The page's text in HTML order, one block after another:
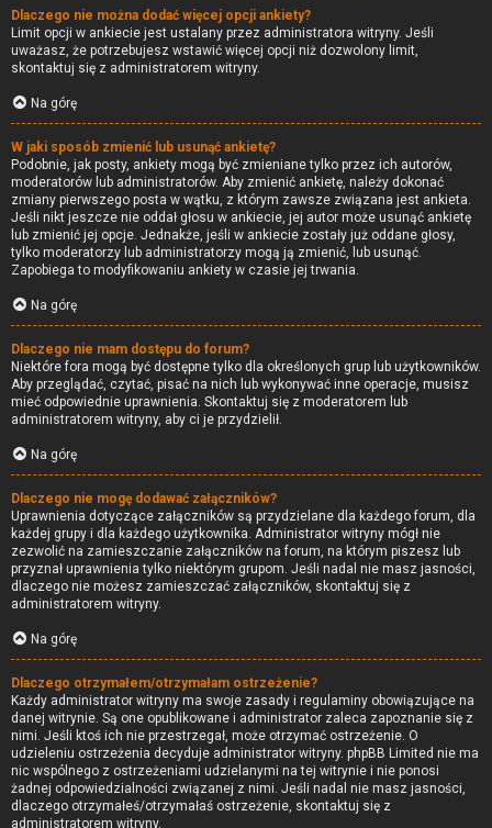
Dlaczego nie można dodać więcej opcji ankiety?
Limit opcji w ankiecie jest ustalany przez administratora witryny. Jeśli
uważasz, że potrzebujesz wstawić więcej opcji niż dozwolony limit,
skontaktuj się z administratorem witryny.
Na górę
W jaki sposób zmienić lub usunąć ankietę?
Podobnie, jak posty, ankiety mogą być zmieniane tylko przez ich autorów,
moderatorów lub administratorów. Aby zmienić ankietę, należy dokonać
zmiany pierwszego posta w wątku, z którym zawsze związana jest ankieta.
Jeśli nikt jeszcze nie oddał głosu w ankiecie, jej autor może usunąć ankietę
lub zmienić jej opcje. Jednakże, jeśli w ankiecie zostały już oddane głosy,
tylko moderatorzy lub administratorzy mogą ją zmienić, lub usunąć.
Zapobiega to modyfikowaniu ankiety w czasie jej trwania.
Na górę
Dlaczego nie mam dostępu do forum?
Niektóre fora mogą być dostępne tylko dla określonych grup lub użytkowników.
Aby przeglądać, czytać, pisać na nich lub wykonywać inne operacje, musisz
mieć odpowiednie uprawnienia. Skontaktuj się z moderatorem lub
administratorem witryny, aby ci je przydzielił.
Na górę
Dlaczego nie mogę dodawać załączników?
Uprawnienia dotyczące załączników są przydzielane dla każdego forum, dla
każdej grupy i dla każdego użytkownika. Administrator witryny mógł nie
zezwolić na zamieszczanie załączników na forum, na którym piszesz lub
przyznał uprawnienia tylko niektórym grupom. Jeśli nadal nie masz jasności,
dlaczego nie możesz zamieszczać załączników, skontaktuj się z
administratorem witryny.
Na górę
Dlaczego otrzymałem/otrzymałam ostrzeżenie?
Każdy administrator witryny ma swoje zasady i regulaminy obowiązujące na
danej witrynie. Są one opublikowane i administrator zaleca zapoznanie się z
nimi. Jeśli ktoś ich nie przestrzegał, może otrzymać ostrzeżenie. O
udzieleniu ostrzeżenia decyduje administrator witryny. phpBB Limited nie ma
nic wspólnego z ostrzeżeniami udzielanymi na tej witrynie i nie ponosi
żadnej odpowiedzialności związanej z nimi. Jeśli nadal nie masz jasności,
dlaczego otrzymałeś/otrzymałaś ostrzeżenie, skontaktuj się z
administratorem witryny.